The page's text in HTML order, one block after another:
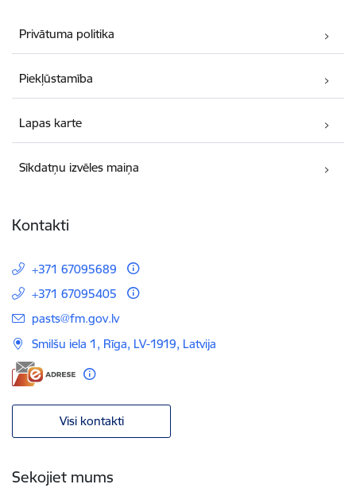
Privātuma politika
Piekļūstamība
Lapas karte
Sīkdatņu izvēles maiņa
Kontakti
+371 67095689
+371 67095405
E-pasts:
pasts@fm.gov.lv
Smilšu iela 1, Rīga, LV-1919, Latvija
Visi kontakti
Sekojiet mums